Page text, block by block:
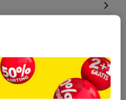
medicijnen
online aanbieden van medicijnen